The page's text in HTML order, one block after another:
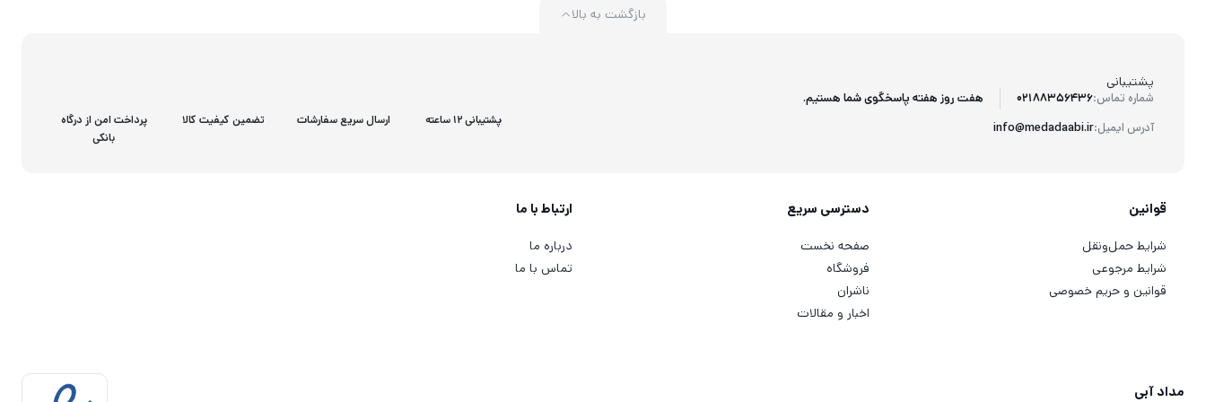
پشتیبانی
شماره تماس:02188356436
آدرس ایمیل:info@medadaabi.ir
هفت روز هفته پاسخگوی شما هستیم.
بازگشت به بالا
پشتیبانی 12 ساعته ارسال سریع سفارشات تضمین کیفیت کالا
پرداخت امن از درگاه
بانکی
قوانین
شرایط حمل‌ونقل
شرایط مرجوعی
قوانین و حریم خصوصی
دسترسی سریع
صفحه نخست
فروشگاه
ناشران
اخبار و مقالات
ارتباط با ما
درباره ما
تماس با ما
مداد آبی